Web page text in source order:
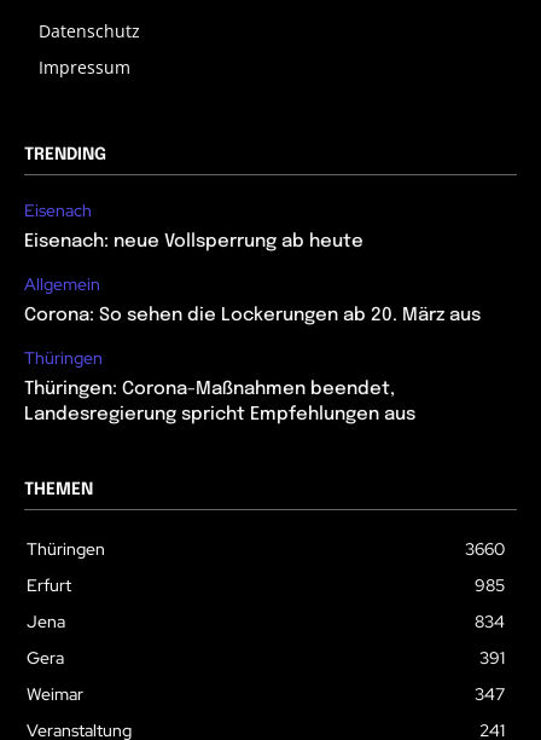
Datenschutz
Impressum
TRENDING
Eisenach
Eisenach: neue Vollsperrung ab heute
Allgemein
Corona: So sehen die Lockerungen ab 20. März aus
Thüringen
Thüringen: Corona-Maßnahmen beendet,
Landesregierung spricht Empfehlungen aus
THEMEN
Thüringen
3660
Erfurt
985
Jena
834
Gera
391
Weimar
347
Veranstaltung
241